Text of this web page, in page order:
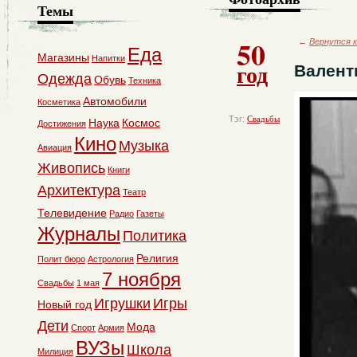
50
год
Тэг: Свадьбы
← Вернутся
Темы
Магазины Напитки Еда
ОдеждаОбувь Техника
Косметика Автомобили
Достижения Наука Космос
Авиация Кино Музыка
Живопись Книги
Архитектура Театр
Телевидение Радио Газеты
Журналы Политика
Полит бюро Астрология Религия
Свадьбы 1 мая 7 ноября
Новый год Игрушки Игры
Дети Спорт Армия Мода
Милиция ВУЗы Школа